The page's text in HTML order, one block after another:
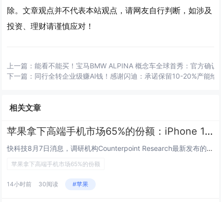
除。文章观点并不代表本站观点，请网友自行判断，如涉及
投资、理财请谨慎应对！
上一篇：能看不能买！宝马BMW ALPINA 概念车全球首秀：官方确认
下一篇： 同行全转企业级赚AI钱！感谢闪迪：承诺保留10-20%产能给
相关文章
苹果拿下高端手机市场65%的份额：iPhone 17系列功不可没
快科技8月7日消息，调研机构Counterpoint Research最新发布的报告显示，2026年上半年，高端智能手机...
苹果拿下高端手机市场65%的份额
14小时前 30阅读 #苹果